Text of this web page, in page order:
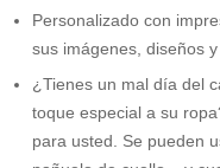
Personalizado con
sus imágenes, diseños
¿Tienes un mal día del
toque especial a su
para usted. Se pueden